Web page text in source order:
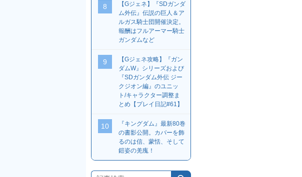
8
【Gジェネ】『SDガンダ
ム外伝』伝説の巨人＆ア
ルガス騎士団開催決定。
報酬はフルアーマー騎士
ガンダムなど
9
【Gジェネ攻略】『ガン
ダムW』シリーズおよび
『SDガンダム外伝 ジー
クジオン編』のユニッ
ト/キャラクター調整ま
とめ【プレイ日記#61】
10
『キングダム』最新80巻
の書影公開。カバーを飾
るのは信、蒙恬、そして
鎧姿の羌瘣！